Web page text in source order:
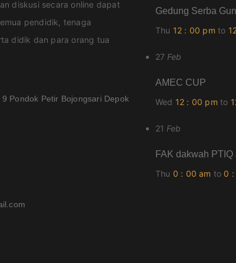
diskusi secara online dapat
pendidik, tenaga
didik dan para orang tua
Pondok Petir Bojongsari Depok
Gedung Serba
Thu 12 : 00 pm to
27 Feb
AMEC CUP
Wed 12 : 00 pm to
21 Feb
FAK dakwah PTIQ
Thu 0 : 00 am to 0 :